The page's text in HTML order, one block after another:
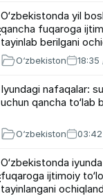
O‘zbekistonda yil
qancha fuqaroga
tayinlab berilgani
O‘zbekiston 18:35
Iyundagi nafaqalar:
uchun qancha to‘lab
O‘zbekiston
O‘zbekistonda
fuqaroga ijtimoiy
tayinlangani